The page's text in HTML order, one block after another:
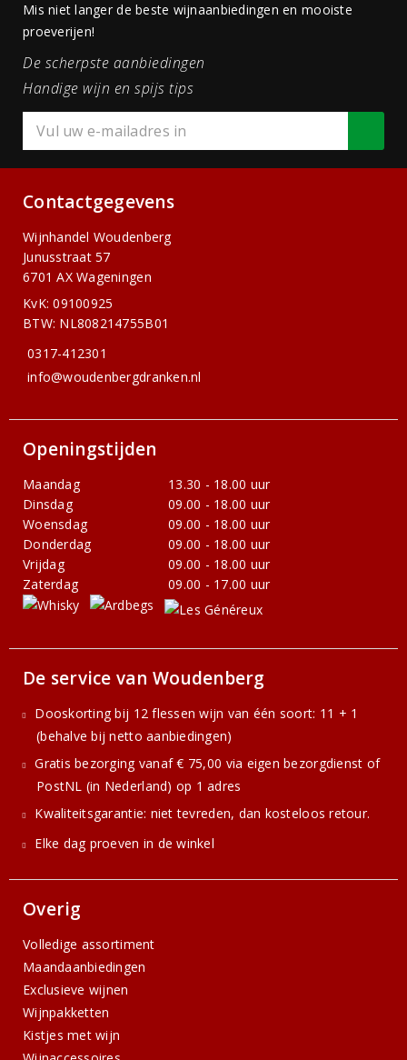
Mis niet langer de beste wijnaanbiedingen en mooiste
proeverijen!
De scherpste aanbiedingen
Handige wijn en spijs tips
Contactgegevens
Wijnhandel Woudenberg
Junusstraat 57
6701 AX Wageningen
KvK: 09100925
BTW: NL808214755B01
0317-412301
info@woudenbergdranken.nl
Openingstijden
Maandag
13.30 - 18.00 uur
Dinsdag
09.00 - 18.00 uur
Woensdag
09.00 - 18.00 uur
Donderdag
09.00 - 18.00 uur
Vrijdag
09.00 - 18.00 uur
Zaterdag
09.00 - 17.00 uur
De service van Woudenberg
Dooskorting bij 12 flessen wijn van één soort: 11 + 1
(behalve bij netto aanbiedingen)
Gratis bezorging vanaf € 75,00 via eigen bezorgdienst of
PostNL (in Nederland) op 1 adres
Kwaliteitsgarantie: niet tevreden, dan kosteloos retour.
Elke dag proeven in de winkel
Overig
Volledige assortiment
Maandaanbiedingen
Exclusieve wijnen
Wijnpakketten
Kistjes met wijn